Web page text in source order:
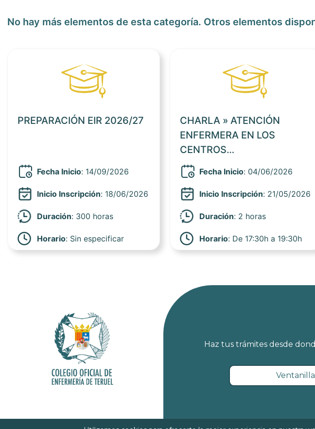
No hay más elementos de esta categoría. Otros elementos
PREPARACIÓN EIR 2026/27
Fecha Inicio: 14/09/2026
Inicio Inscripción: 18/06/2026
Duración: 300 horas
Horario: Sin especificar
CHARLA » ATENCIÓN
ENFERMERA EN LOS
CENTROS
PENITENCIARIOS»
Fecha Inicio: 04/06/2026
Inicio Inscripción: 21/05/2026
Duración: 2 horas
Horario: De 17:30h a 19:30h
Haz tus trámites desde